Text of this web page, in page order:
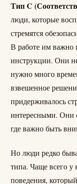
Тип C
люди, которые
стремятся
В работе им важно
инструкции. Они
нужно много
взвешенное
придерживалось
интересными. Они
где важно быть
Но люди редко
типа. Чаще всего у
поведения,